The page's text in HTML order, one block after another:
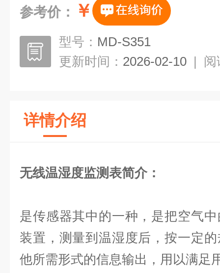
参考价： ￥
型号： MD-S351
更新时间： 2026-02-10 | 阅
详情介绍
无线温湿度监测表简介：
是传感器其中的一种，是把空气
装置，测量到温湿度后，按一定
他所需形式的信息输出，用以满足